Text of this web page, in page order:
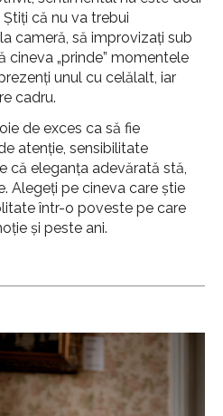
că nu va trebui
cameră, să improvizați sub
cineva „prinde” momentele
unul cu celălalt, iar
cadru.
de exces ca să fie
atenție, sensibilitate
că eleganța adevărată stă,
Alegeți pe cineva care știe
într-o poveste pe care
și peste ani.